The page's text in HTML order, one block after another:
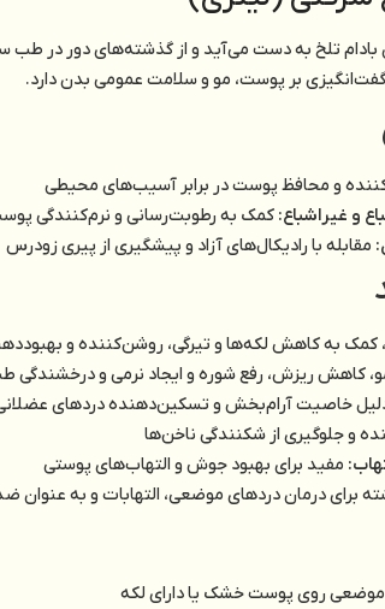
بر پوست، مو و سلامت عمومی بدن دارد.
و محافظ پوست در برابر آسیب‌های محیطی
و غیراشباع: کمک به رطوبت‌رسانی و نرم‌کنندگی
مقابله با رادیکال‌های آزاد و پیشگیری از پیری زودرس
کمک به کاهش لکه‌ها و تیرگی، روشن‌کننده و
کاهش ریزش، رفع شوره و ایجاد نرمی و درخشندگی
خاصیت آرام‌بخش و تسکین‌دهنده دردهای عضلانی
و جلوگیری از شکنندگی ناخن‌ها
مفید برای بهبود جوش و التهاب‌های پوستی
برای درمان دردهای موضعی، التهابات و به
روی پوست خشک یا دارای لکه